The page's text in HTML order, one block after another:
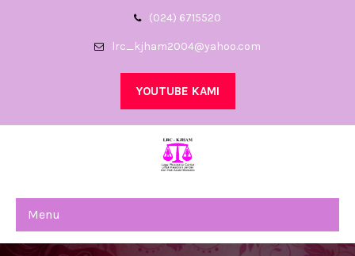
(024) 6715520
lrc_kjham2004@yahoo.com
YOUTUBE KAMI
Menu